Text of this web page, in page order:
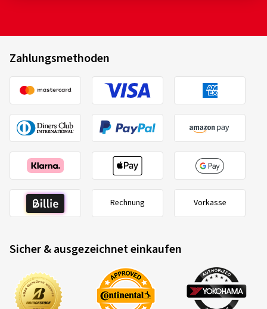
Zahlungsmethoden
Rechnung Vorkasse
Sicher & ausgezeichnet einkaufen